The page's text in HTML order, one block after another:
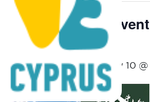
The Outdoor
10.5.2026
May 8 @ 11:00 am-May 10